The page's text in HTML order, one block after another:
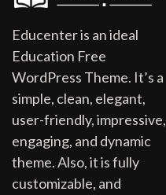
Educenter is an ideal
Education Free
WordPress Theme. It’s a
simple, clean, elegant,
user-friendly, impressive,
engaging, and dynamic
theme. Also, it is fully
customizable, and